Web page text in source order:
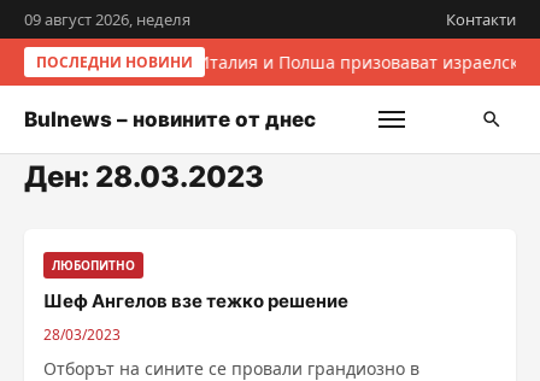
09 август 2026, неделя Контакти
ПОСЛЕДНИ НОВИНИ Италия и Полша призовават
Bulnews – новините от днес
Ден: 28.03.2023
ЛЮБОПИТНО
Шеф Ангелов взе тежко решение
28/03/2023
Отборът на сините се провали грандиозно в